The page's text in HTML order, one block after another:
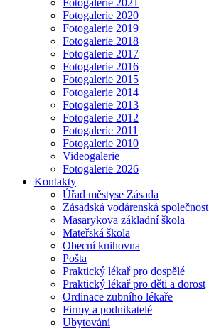
Fotogalerie 2021
Fotogalerie 2020
Fotogalerie 2019
Fotogalerie 2018
Fotogalerie 2017
Fotogalerie 2016
Fotogalerie 2015
Fotogalerie 2014
Fotogalerie 2013
Fotogalerie 2012
Fotogalerie 2011
Fotogalerie 2010
Videogalerie
Fotogalerie 2026
Kontakty
Úřad městyse Zásada
Zásadská vodárenská společnost
Masarykova základní škola
Mateřská škola
Obecní knihovna
Pošta
Praktický lékař pro dospělé
Praktický lékař pro děti a dorost
Ordinace zubního lékaře
Firmy a podnikatelé
Ubytování